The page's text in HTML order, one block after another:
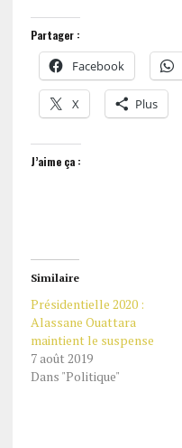
Partager :
Facebook
X Plus
J’aime ça :
Similaire
Présidentielle 2020 :
Alassane Ouattara
maintient le suspense
7 août 2019
Dans "Politique"